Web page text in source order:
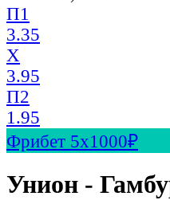
П1
3.35
X
3.95
П2
1.95
Фрибет 5х1000₽
Унион -